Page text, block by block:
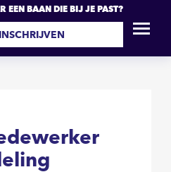
EEN BAAN DIE BIJ JE PAST?
INSCHRIJVENSOLLICITEER